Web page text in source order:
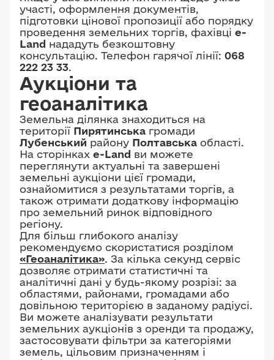
участі, оформлення документів,
підготовки цінової пропозиції або порядку
проведення земельних торгів, фахівці e-
Land нададуть безкоштовну
консультацію. Телефон гарячої лінії: 068
222 23 33.
Аукціони та
геоаналітика
Земельна ділянка знаходиться на
території Пирятинська громади
Лубенський району Полтавська області.
На сторінках e-Land ви можете
переглянути актуальні та завершені
земельні аукціони цієї громади,
ознайомитися з результатами торгів, а
також отримати додаткову інформацію
про земельний ринок відповідного
регіону.
Для більш глибокого аналізу
рекомендуємо скористатися розділом
«Геоаналітика». За кілька секунд сервіс
дозволяє отримати статистичні та
аналітичні дані у будь-якому розрізі: за
областями, районами, громадами або
довільною територією в заданому радіусі.
Ви можете аналізувати результати
земельних аукціонів з оренди та продажу,
застосовувати фільтри за категоріями
земель, цільовим призначенням і